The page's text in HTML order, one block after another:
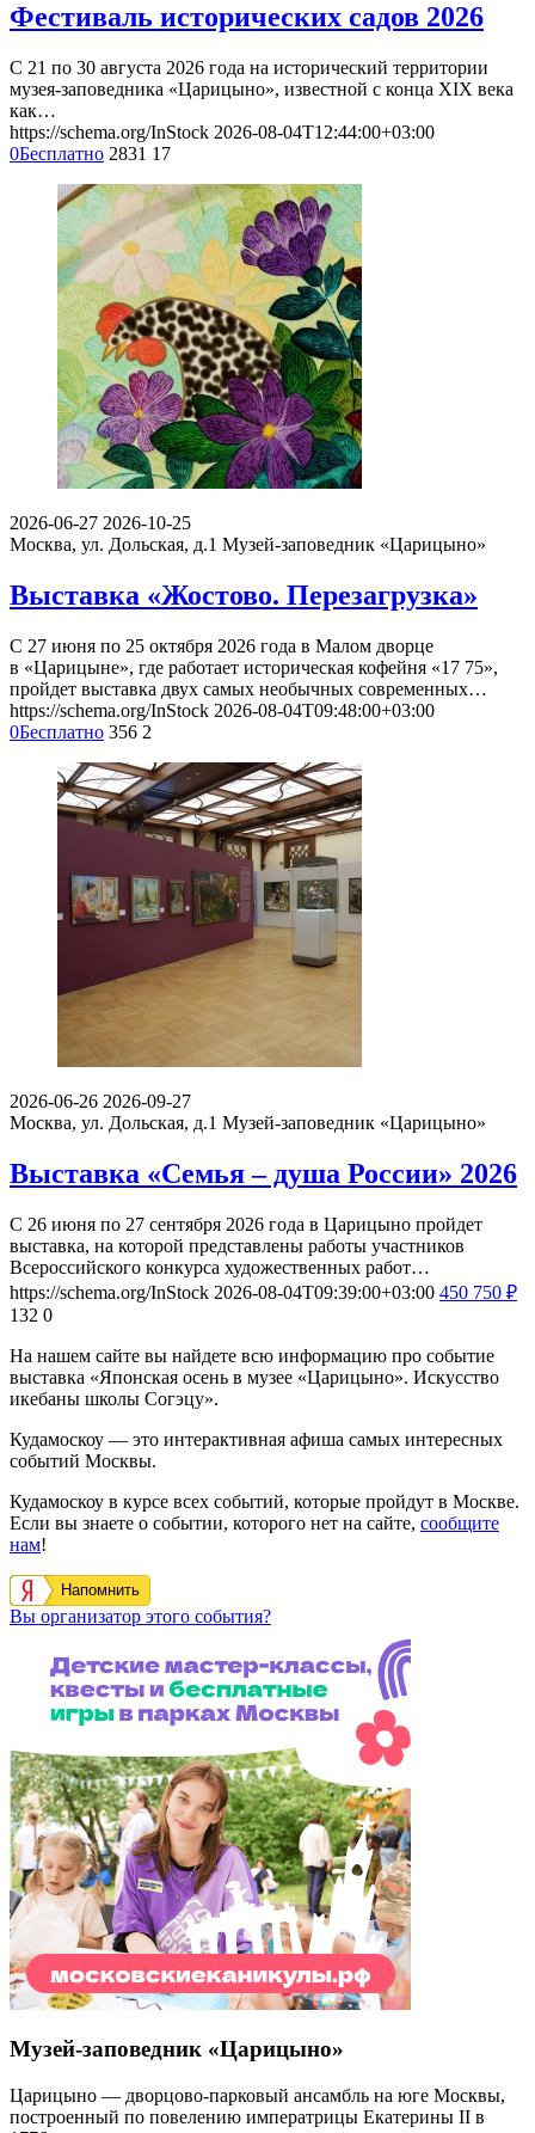
Фестиваль исторических садов 2026
С 21 по 30 августа 2026 года на исторический территории
музея-заповедника «Царицыно», известной с конца XIX века
как…
https://schema.org/InStock 2026-08-04T12:44:00+03:00
0Бесплатно 2831 17
2026-06-27 2026-10-25
Москва, ул. Дольская, д.1 Музей-заповедник «Царицыно»
Выставка «Жостово. Перезагрузка»
С 27 июня по 25 октября 2026 года в Малом дворце
в «Царицыне», где работает историческая кофейня «17 75»,
пройдет выставка двух самых необычных современных…
https://schema.org/InStock 2026-08-04T09:48:00+03:00
0Бесплатно 356 2
2026-06-26 2026-09-27
Москва, ул. Дольская, д.1 Музей-заповедник «Царицыно»
Выставка «Семья – душа России» 2026
С 26 июня по 27 сентября 2026 года в Царицыно пройдет
выставка, на которой представлены работы участников
Всероссийского конкурса художественных работ…
https://schema.org/InStock 2026-08-04T09:39:00+03:00 450 750 ₽
132 0
На нашем сайте вы найдете всю информацию про событие
выставка «Японская осень в музее «Царицыно». Искусство
икебаны школы Согэцу».
Кудамоскоу — это интерактивная афиша самых интересных
событий Москвы.
Кудамоскоу в курсе всех событий, которые пройдут в Москве.
Если вы знаете о событии, которого нет на сайте, сообщите
нам!
Напомнить
Вы организатор этого события?
Музей-заповедник «Царицыно»
Царицыно — дворцово-парковый ансамбль на юге Москвы,
построенный по повелению императрицы Екатерины II в